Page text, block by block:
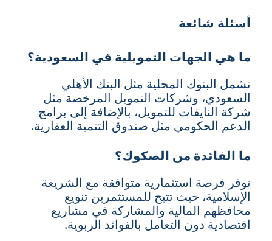
أسئلة شائعة
ما هي الجهات التمويلية في السعودية؟
تشمل البنوك المحلية مثل البنك الأهلي
السعودي، وشركات التمويل المرخصة مثل
شركة النايفات للتمويل، بالإضافة إلى برامج
الدعم الحكومي مثل صندوق التنمية العقارية.
ما الفائدة من الصكوك؟
توفر فرصة استثمارية متوافقة مع الشريعة
الإسلامية، حيث تتيح للمستثمرين تنويع
محافظهم المالية والمشاركة في مشاريع
اقتصادية دون التعامل بالفوائد الربوية.